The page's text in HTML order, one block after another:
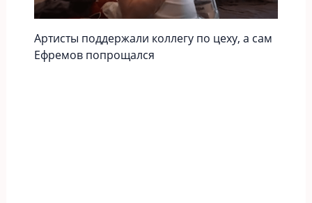
Артисты поддержали коллегу по цеху, а сам
Ефремов попрощался